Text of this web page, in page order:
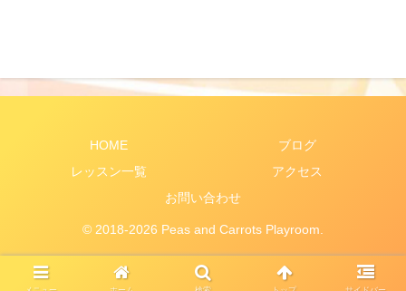
HOME
ブログ
レッスン一覧
アクセス
お問い合わせ
© 2018-2026 Peas and Carrots Playroom.